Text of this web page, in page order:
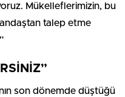
Mükelleflerimizin, bu
talep etme
son dönemde düştüğü